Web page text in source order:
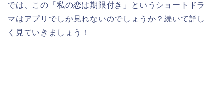
では、この 「私の恋は期限付き」
というショートドラ
マはアプリでしか見れないのでしょうか？続いて詳し
く見ていきましょう！